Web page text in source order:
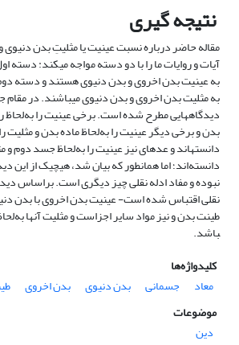
نتیجه ­گیری
مقاله حاضر درباره نسبت عینیت یا مثلیتِ بدن
آیات و روایات ما را با دو دسته مواجه می­کند: دسته
به عینیت بدن اخروی و بدن دنیوی هستند و دسته
به مثلیت بدن اخروی و بدن دنیوی می­باشند. در
دیدگاه­هایی مطرح شده است. برخی عینیت را به‌لحاظ
بدن و برخی دیگر عینیت را به‌لحاظ ماده بدن و
دانسته­اند و عده­ای نیز عینیت را به‌لحاظ جسد دوم و
دانسته­‌اند؛ اما همان­طور که بیان شد، هیچ­یک از این
نبوده و مفاد ادله نقلی چیز دیگری است. بر‌اساس
نقلی اقتباس شده است- عینیت بدن اخروی با بدن
باشد.
کلیدواژه‌ها
معاد
جسمانی بدن دنیوی بدن اخروی
موضوعات
دین